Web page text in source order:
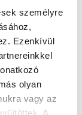
személyre
Ezenkívül
olyan
vagy az
A
a